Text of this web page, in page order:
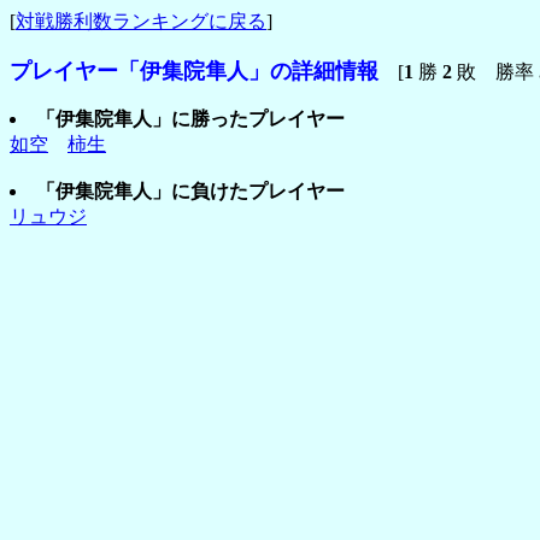
[対戦勝利数ランキングに戻る]
プレイヤー「伊集院隼人」の詳細情報 [1 勝 2 敗 勝率
「伊集院隼人」に勝ったプレイヤー
如空
柿生
「伊集院隼人」に負けたプレイヤー
リュウジ